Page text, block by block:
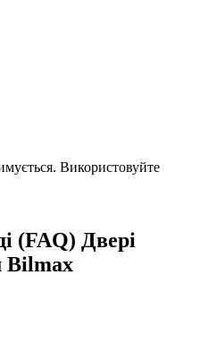
Використовуйте
(FAQ) Двері
Bilmax